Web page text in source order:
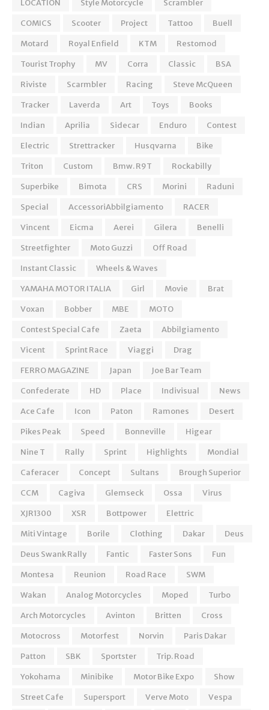
LOCATION Style Motorcycle
Scrambler
COMICS
Scooter Project Tattoo
Buell
Motard
Royal Enfield KTM
Restomod
Tourist Trophy
MV Corra Classic
BSA
Riviste
Scarmbler Racing
Steve McQueen
Tracker
Laverda Art Toys
Books
Indian
Aprilia Sidecar Enduro
Contest
Electric
Strettracker Husqvarna
Bike
Triton
Custom Bmw. R9T
Rockabilly
Superbike
Bimota CRS Morini
Raduni
Special
AccessoriAbbilgiamento
RACER
Vincent
Eicma Aerei Gilera
Benelli
Streetfighter
Moto Guzzi
Off Road
Instant Classic
Wheels & Waves
YAMAHA MOTOR ITALIA
Girl Movie
Brat
Voxan
Bobber MBE
MOTO
Contest Special Cafe
Zaeta
Abbilgiamento
Vicent
Sprint Race Viaggi
Drag
FERRO MAGAZINE
Japan
Joe Bar Team
Confederate
HD Place Indivisual
News
Ace Cafe
Icon Paton Ramones
Desert
Pikes Peak
Speed Bonneville
Higear
Nine T
Rally Sprint Highlights
Mondial
Caferacer
Concept Sultans
Brough Superior
CCM
Cagiva Glemseck Ossa
Virus
XJR1300
XSR Bottpower
Elettric
Miti Vintage
Borile Clothing Dakar
Deus
Deus Swank Rally
Fantic Faster Sons
Fun
Montesa
Reunion Road Race
SWM
Wakan
Analog Motorcycles Moped
Turbo
Arch Motorcycles
Avinton Britten
Cross
Motocross
Motorfest Norvin
Paris Dakar
Patton
SBK Sportster
Trip. Road
Yokohama
Minibike Motor Bike Expo
Show
Street Cafe
Supersport Verve Moto
Vespa